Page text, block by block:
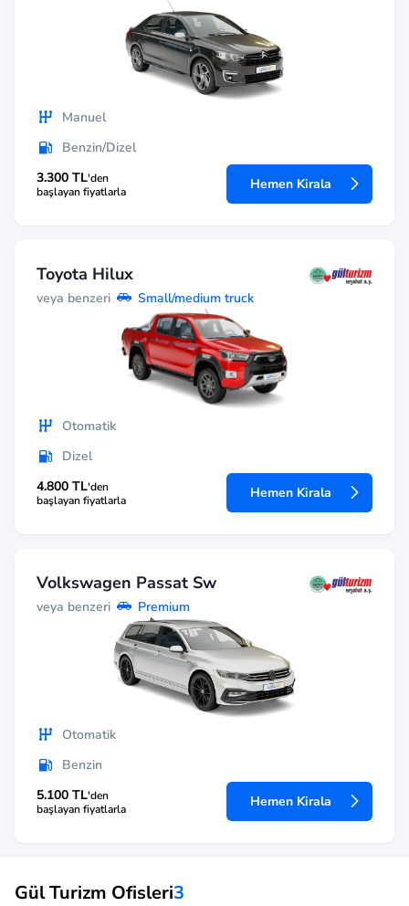
Manuel
Benzin/Dizel
3.300 TL'den
başlayan fiyatlarla
Hemen Kirala
Toyota Hilux
veya benzeri Small/medium truck
Otomatik
Dizel
4.800 TL'den
başlayan fiyatlarla
Hemen Kirala
Volkswagen Passat Sw
veya benzeri Premium
Otomatik
Benzin
5.100 TL'den
başlayan fiyatlarla
Hemen Kirala
Gül Turizm Ofisleri3